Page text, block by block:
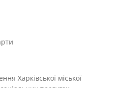
Харківської міської